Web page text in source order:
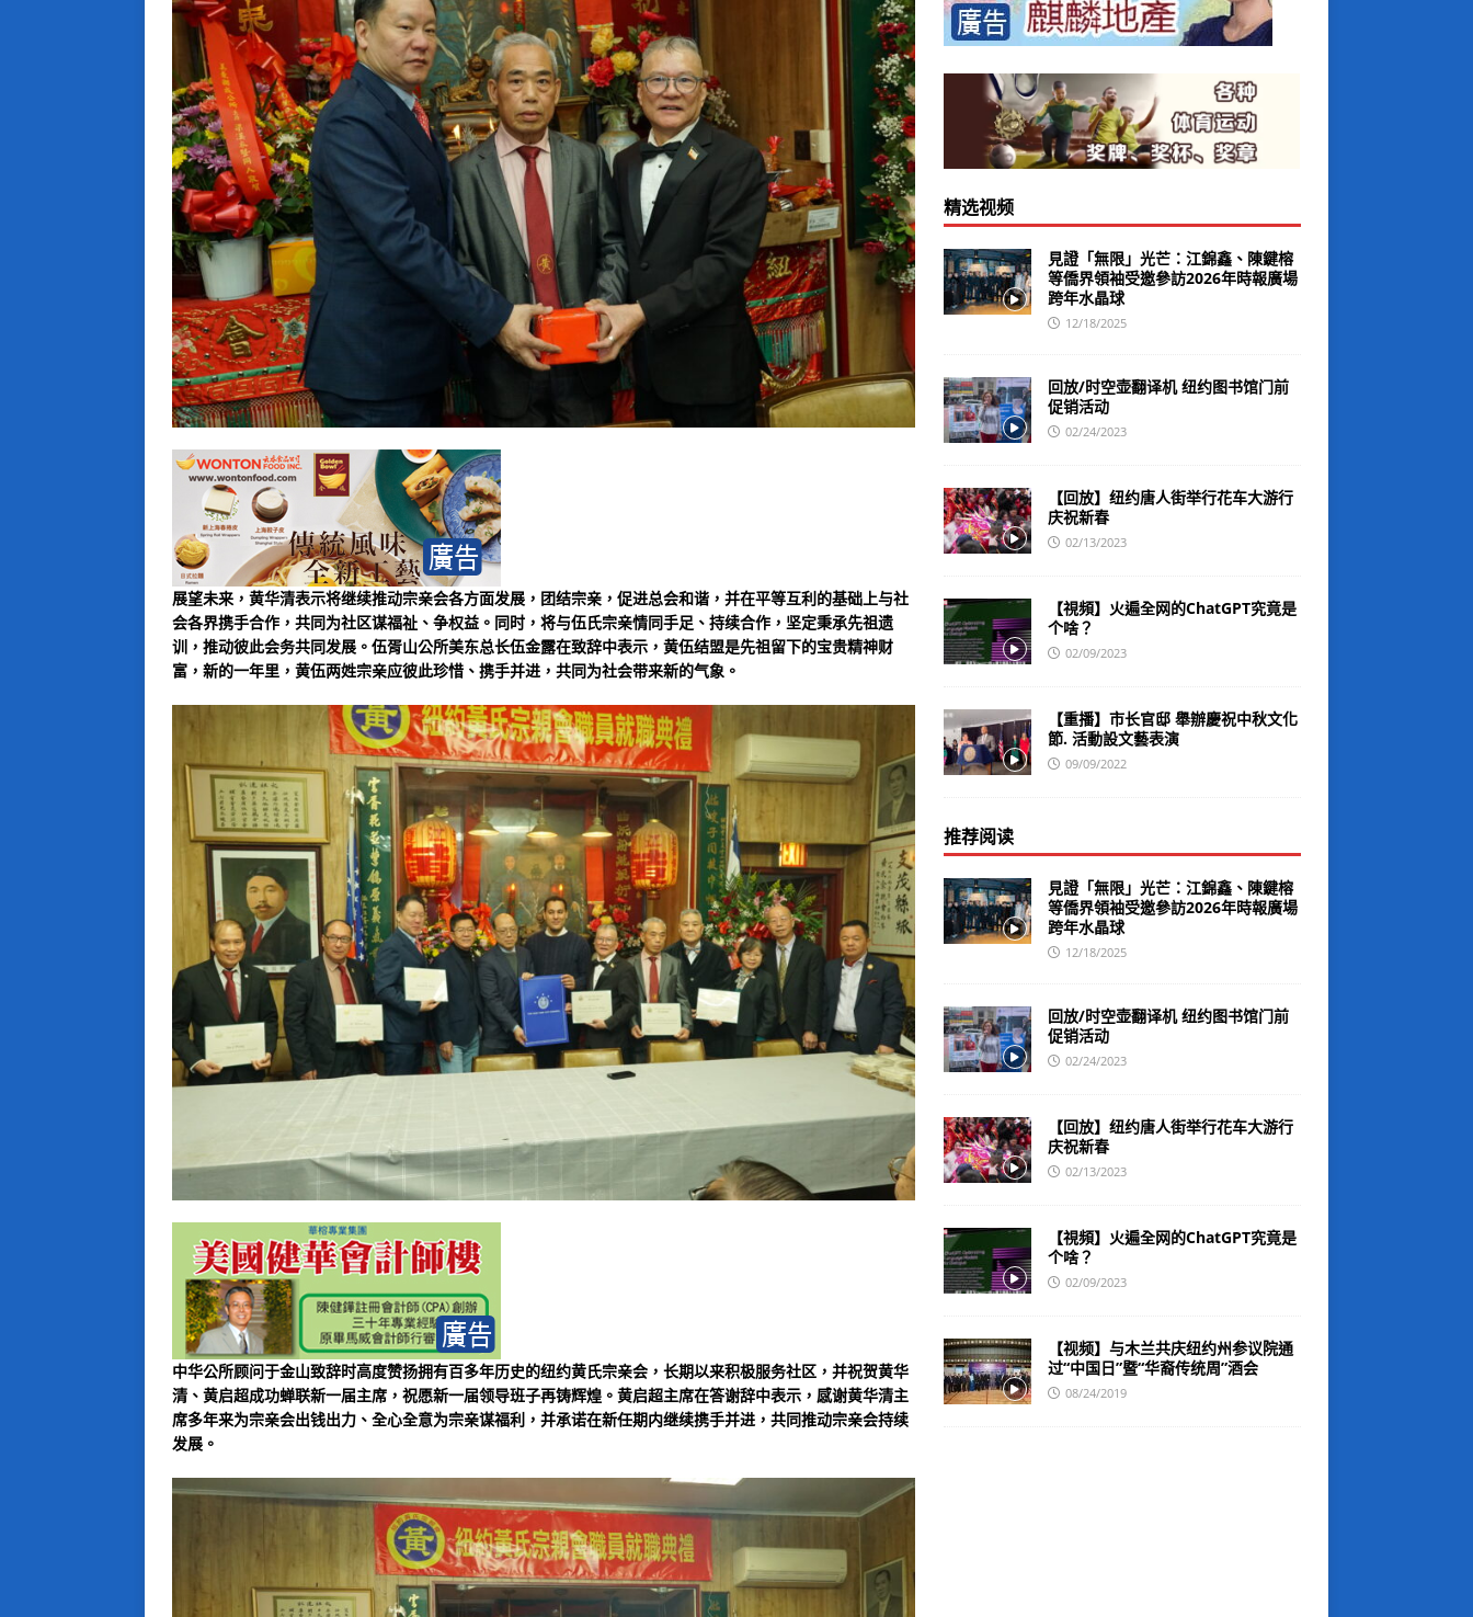
展望未来，黄华清表示将继续推动宗亲会各方面发展，团结宗亲，促进总会和谐，并在平等互利的基础上与社
会各界携手合作，共同为社区谋福祉、争权益。同时，将与伍氏宗亲情同手足、持续合作，坚定秉承先祖遗
训，推动彼此会务共同发展。伍胥山公所美东总长伍金露在致辞中表示，黄伍结盟是先祖留下的宝贵精神财
富，新的一年里，黄伍两姓宗亲应彼此珍惜、携手并进，共同为社会带来新的气象。
中华公所顾问于金山致辞时高度赞扬拥有百多年历史的纽约黄氏宗亲会，长期以来积极服务社区，并祝贺黄华
清、黄启超成功蝉联新一届主席，祝愿新一届领导班子再铸辉煌。黄启超主席在答谢辞中表示，感谢黄华清主
席多年来为宗亲会出钱出力、全心全意为宗亲谋福利，并承诺在新任期内继续携手并进，共同推动宗亲会持续
发展。
精选视频
見證「無限」光芒：江錦鑫、陳鍵榕
等僑界領袖受邀參訪2026年時報廣場
跨年水晶球
12/18/2025
回放/时空壶翻译机 纽约图书馆门前
促销活动
02/24/2023
【回放】纽约唐人街举行花车大游行
庆祝新春
02/13/2023
【視頻】火遍全网的ChatGPT究竟是
个啥？
02/09/2023
【重播】市长官邸 舉辦慶祝中秋文化
節. 活動設文藝表演
09/09/2022
推荐阅读
見證「無限」光芒：江錦鑫、陳鍵榕
等僑界領袖受邀參訪2026年時報廣場
跨年水晶球
12/18/2025
回放/时空壶翻译机 纽约图书馆门前
促销活动
02/24/2023
【回放】纽约唐人街举行花车大游行
庆祝新春
02/13/2023
【視頻】火遍全网的ChatGPT究竟是
个啥？
02/09/2023
【视频】与木兰共庆纽约州参议院通
过“中国日”暨“华裔传统周”酒会
08/24/2019